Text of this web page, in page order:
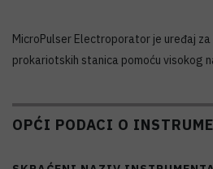
MicroPulser Electroporator je uređaj
prokariotskih stanica pomoću visokog
OPĆI PODACI O